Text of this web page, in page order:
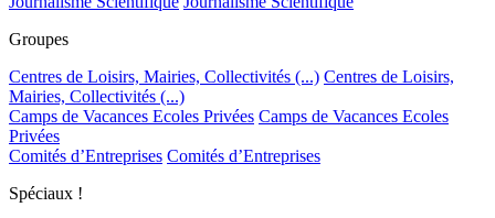
Groupes
Centres de Loisirs, Mairies, Collectivités (...) Centres de Loisirs,
Mairies, Collectivités (...)
Camps de Vacances Ecoles Privées Camps de Vacances Ecoles
Privées
Comités d’Entreprises Comités d’Entreprises
Spéciaux !